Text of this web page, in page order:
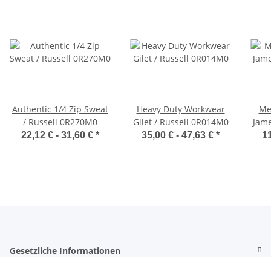
Authentic 1/4 Zip Sweat
/ Russell 0R270M0
22,12 € - 31,60 € *
Heavy Duty Workwear
Gilet / Russell 0R014M0
35,00 € - 47,63 € *
Gesetzliche Informationen